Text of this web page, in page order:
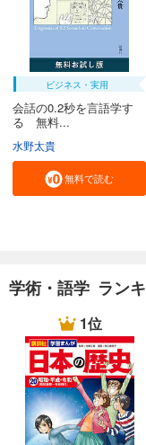
ビジネス・実用
会話の0.2秒を言語学す
る 無料...
水野太貴
無料で読む
学術・語学 ラン
1位